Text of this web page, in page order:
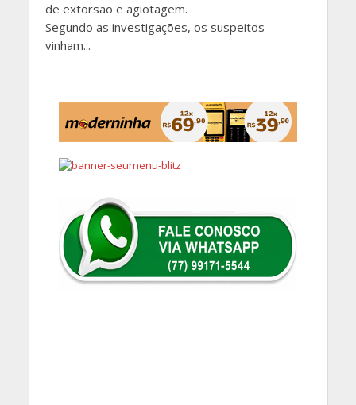
de extorsão e agiotagem.
Segundo as investigações, os suspeitos
vinham...